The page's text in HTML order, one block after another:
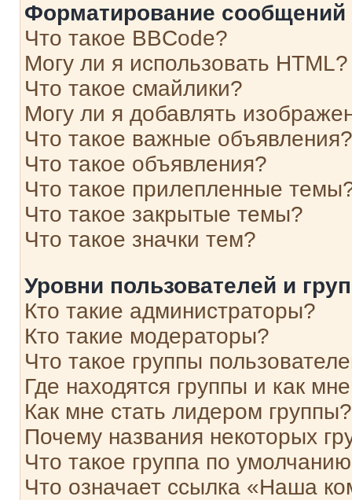
Форматирование
Что такое BBCode?
Могу ли я использовать HTML?
Что такое смайлики?
Могу ли я добавлять
Что такое важные объявления?
Что такое объявления?
Что такое прилепленные
Что такое закрытые темы?
Что такое значки тем?
Уровни пользователей и
Кто такие администраторы?
Кто такие модераторы?
Что такое группы
Где находятся группы и как
Как мне стать лидером группы?
Почему названия некоторых
Что такое группа по
Что означает ссылка «Наша